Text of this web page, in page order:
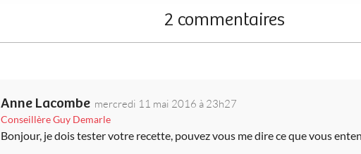
2 commentaires
Anne Lacombe mercredi 11 mai 2016 à 23h27
Conseillère Guy Demarle
Bonjour, je dois tester votre recette, pouvez vous me dire ce que vous